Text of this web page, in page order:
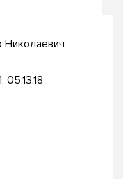
Николаевич
05.13.18